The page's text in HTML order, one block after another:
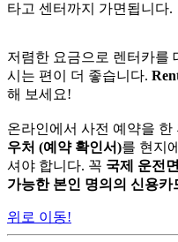
타고 센터까지 가면됩니다.
저렴한 요금으로 렌터카를
시는 편이 더 좋습니다.
해 보세요!
온라인에서 사전 예약을 한
우처 (예약 확인서)를 현지
셔야 합니다. 꼭 국제 운전
가능한 본인 명의의 신용카
위로 이동!